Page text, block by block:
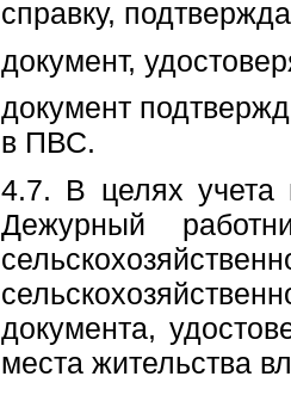
справку,
документ,
документ
в ПВС.
4.7. В целях учета
Дежурный
документа,
места жительства